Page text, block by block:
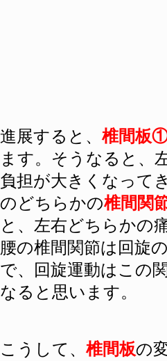
進展すると、 椎間板
ます。そうなると、
負担が大きくなって
のどちらかの椎間関
と、左右どちらかの
腰の椎間関節は回旋
で、回旋運動はこの
なると思います。
こうして、 椎間板の